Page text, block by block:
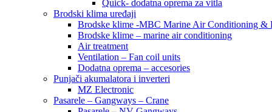
Quick- dodatna oprema za vitla
Brodski klima uređaji
Brodske klime -MBC Marine Air Conditioning &
Brodske klime – marine air conditioning
Air treatment
Ventilation – Fan coil units
Dodatna oprema – accesories
Punjači akumalatora i inverteri
MZ Electronic
Pasarele – Gangways – Crane